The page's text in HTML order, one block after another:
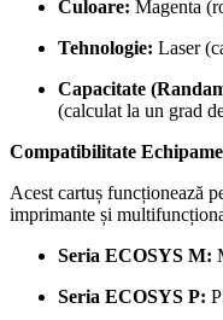
Culoare: Magenta
Tehnologie: Laser
Capacitate
(calculat la un grad
Compatibilitate
Acest cartuș funcționează
imprimante și
Seria ECOSYS M:
Seria ECOSYS P: